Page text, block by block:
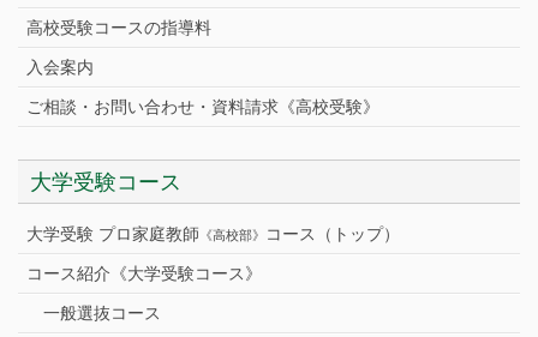
高校受験コースの指導料
入会案内
ご相談・お問い合わせ・資料請求《高校受験》
大学受験コース
大学受験 プロ家庭教師 《高校部》 コース（トップ）
コース紹介《大学受験コース》
一般選抜コース